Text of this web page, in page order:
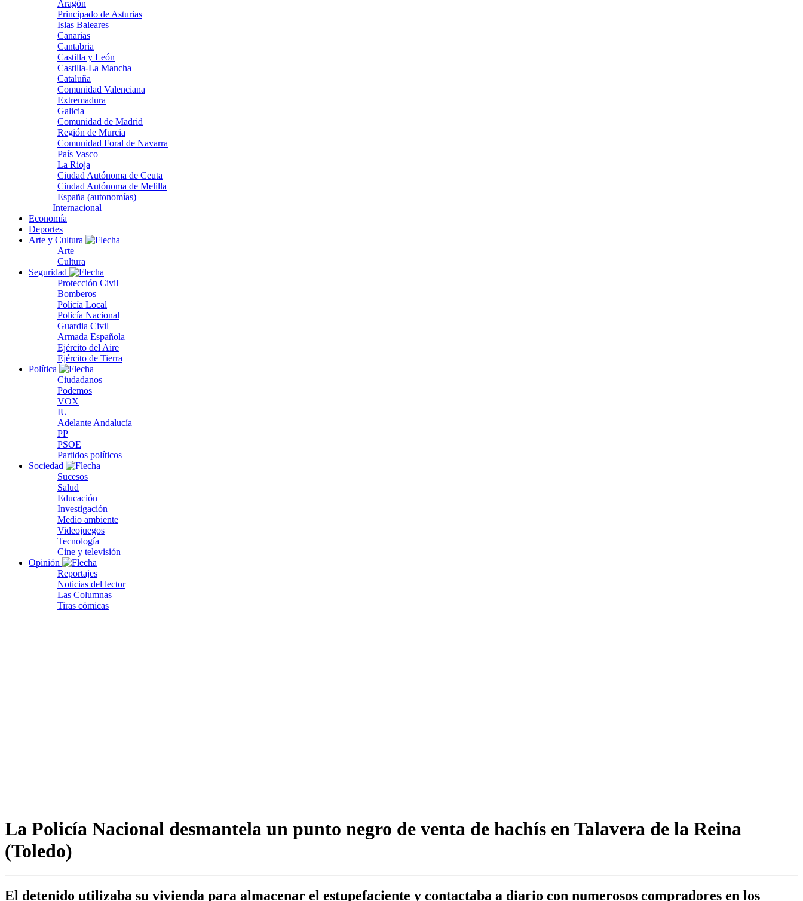
Aragón
Principado de Asturias
Islas Baleares
Canarias
Cantabria
Castilla y León
Castilla-La Mancha
Cataluña
Comunidad Valenciana
Extremadura
Galicia
Comunidad de Madrid
Región de Murcia
Comunidad Foral de Navarra
País Vasco
La Rioja
Ciudad Autónoma de Ceuta
Ciudad Autónoma de Melilla
España (autonomías)
Internacional
Economía
Deportes
Arte y Cultura
Arte
Cultura
Seguridad
Protección Civil
Bomberos
Policía Local
Policía Nacional
Guardia Civil
Armada Española
Ejército del Aire
Ejército de Tierra
Política
Ciudadanos
Podemos
VOX
IU
Adelante Andalucía
PP
PSOE
Partidos políticos
Sociedad
Sucesos
Salud
Educación
Investigación
Medio ambiente
Videojuegos
Tecnología
Cine y televisión
Opinión
Reportajes
Noticias del lector
Las Columnas
Tiras cómicas
La Policía Nacional desmantela un punto negro de venta de hachís en Talavera de la Reina
(Toledo)
El detenido utilizaba su vivienda para almacenar el estupefaciente y contactaba a diario con numerosos compradores en los